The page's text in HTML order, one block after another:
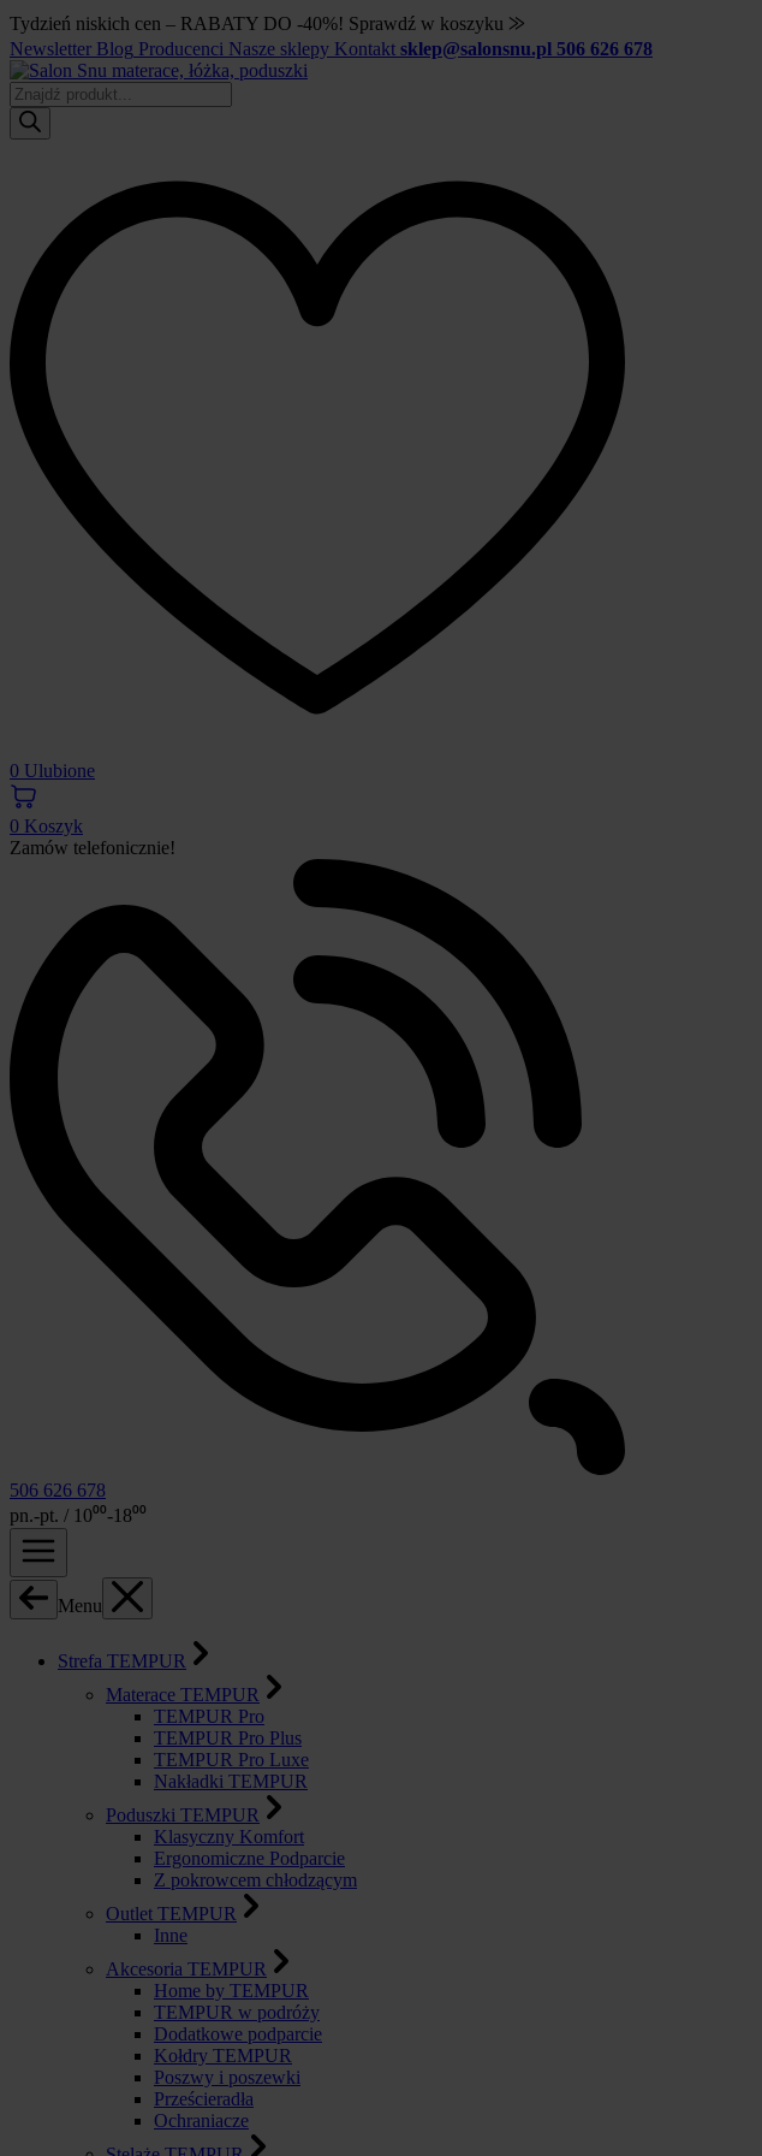
Tydzień niskich cen – RABATY DO -40%! Sprawdź w koszyku ⨠
Newsletter Blog Producenci Nasze sklepy Kontakt sklep@salonsnu.pl 506 626 678
Wyszukiwarka
produktów
0 Ulubione
0 Koszyk
Zamów telefonicznie!
506 626 678
pn.-pt. / 10⁰⁰-18⁰⁰
Menu
Strefa TEMPUR
Materace TEMPUR
TEMPUR Pro
TEMPUR Pro Plus
TEMPUR Pro Luxe
Nakładki TEMPUR
Poduszki TEMPUR
Klasyczny Komfort
Ergonomiczne Podparcie
Z pokrowcem chłodzącym
Outlet TEMPUR
Inne
Akcesoria TEMPUR
Home by TEMPUR
TEMPUR w podróży
Dodatkowe podparcie
Kołdry TEMPUR
Poszwy i poszewki
Prześcieradła
Ochraniacze